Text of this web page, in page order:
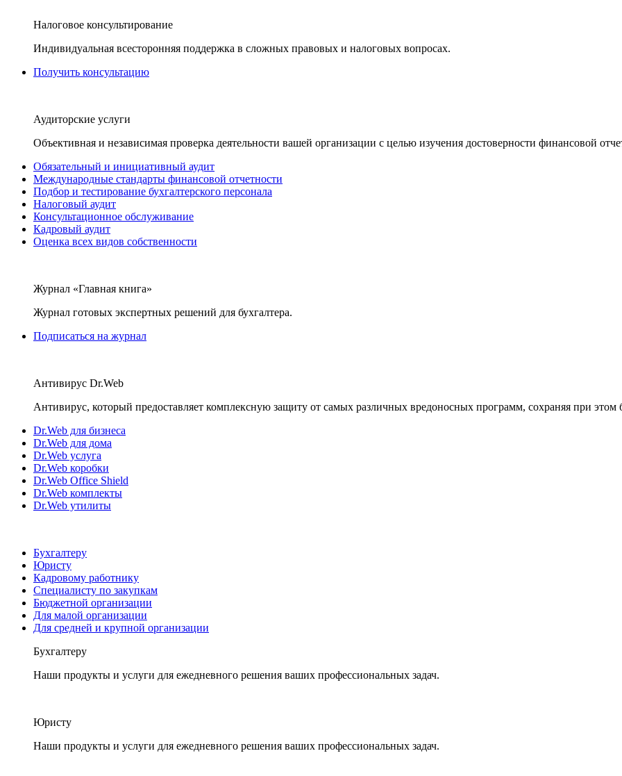
Налоговое консультирование
Индивидуальная всесторонняя поддержка в сложных правовых и налоговых вопросах.
Получить консультацию
Аудиторские услуги
Объективная и независимая проверка деятельности вашей организации с целью изучения достоверности финансовой
Обязательный и инициативный аудит
Международные стандарты финансовой отчетности
Подбор и тестирование бухгалтерского персонала
Налоговый аудит
Консультационное обслуживание
Кадровый аудит
Оценка всех видов собственности
Журнал «Главная книга»
Журнал готовых экспертных решений для бухгалтера.
Подписаться на журнал
Антивирус Dr.Web
Антивирус, который предоставляет комплексную защиту от самых различных вредоносных программ, сохраняя при этом
Dr.Web для бизнеса
Dr.Web для дома
Dr.Web услуга
Dr.Web коробки
Dr.Web Office Shield
Dr.Web комплекты
Dr.Web утилиты
Бухгалтеру
Юристу
Кадровому работнику
Специалисту по закупкам
Бюджетной организации
Для малой организации
Для средней и крупной организации
Бухгалтеру
Наши продукты и услуги для ежедневного решения ваших профессиональных задач.
Юристу
Наши продукты и услуги для ежедневного решения ваших профессиональных задач.